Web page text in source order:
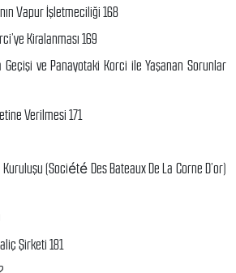
Vapur İşletmeciliği 168
Kiralanması 169
Geçişi ve Panayotaki Korci ile Yaşanan Sorunlar
Verilmesi 171
(Société Des Bateaux De La Corne D’or)
Şirketi 181